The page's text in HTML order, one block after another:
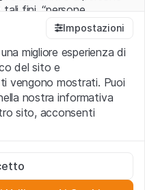
fini, “persone
ad esse ascritto
negli Stati Uniti
le altre forme societarie
legali
il “Sito”) si dichiara
di utilizzo ivi rese
Impostazioni
migliore esperienza di
del sito e
vengono mostrati. Puoi
nostra informativa
sito, acconsenti
funzionamento del sito